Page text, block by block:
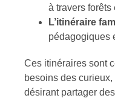
à travers forêts
L’itinéraire
pédagogiques
Ces itinéraires sont
besoins des
désirant partager